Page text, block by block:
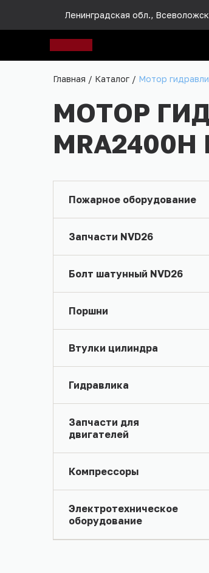
Ленинградская обл.,
Главная / Каталог / Мотор
МОТОР
MRA2400H
Пожарное оборудование
Запчасти NVD26
Болт шатунный NVD26
Поршни
Втулки цилиндра
Гидравлика
Запчасти для
двигателей
Компрессоры
Электротехническое
оборудование